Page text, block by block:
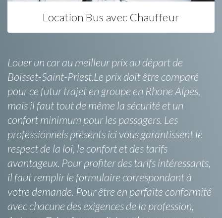
Location Bus avec Chauffeur
Louer un car au meilleur prix au départ de
Boisset-Saint-Priest.Le prix doit être comparé
pour ce futur trajet en groupe en Rhone Alpes,
mais il faut tout de même la sécurité et un
confort minimum pour les passagers. Les
professionnels présents ici vous garantissent le
respect de la loi, le confort et des tarifs
avantageux. Pour profiter des tarifs intéressants,
il faut remplir le formulaire correspondant à
votre demande. Pour être en parfaite conformité
avec chacune des exigences de la profession,